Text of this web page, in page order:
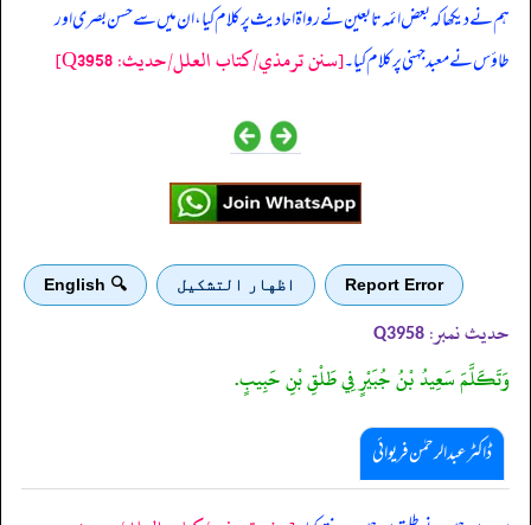
ہم نے دیکھا کہ بعض ائمہ تابعین نے رواۃ احادیث پر کلام کیا، ان میں سے حسن بصری اور
طاؤس نے معبد جہنی پر کلام کیا۔[سنن ترمذي/کتاب العلل/حدیث: Q3958]
Report Error اظهار التشكيل 🔍 English
حدیث نمبر: Q3958
وَتَكَلَّمَ سَعِيدُ بْنُ جُبَيْرٍ فِي طَلْقِ بْنِ حَبِيبٍ.
ڈاکٹر عبدالرحمٰن فریوائی